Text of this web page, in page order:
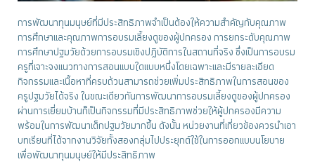
การพัฒนาทุนมนุษย์ที่มีประสิทธิภาพจำเป็นต้องให้ความสำคัญกับคุณภาพ
การศึกษาและคุณภาพการอบรมเลี้ยงดูของผู้ปกครอง การยกระดับคุณภาพ
การศึกษาปฐมวัยด้วยการอบรมเชิงปฏิบัติการในสถานที่จริง ซึ่งเป็นการอบรม
ครูที่เจาะจงแนวทางการสอนแบบใดแบบหนึ่งโดยเฉพาะและมีรายละเอียด
กิจกรรมและเนื้อหาที่ครบถ้วนสามารถช่วยเพิ่มประสิทธิภาพในการสอนของ
ครูปฐมวัยได้จริง ในขณะเดียวกันการพัฒนาการอบรมเลี้ยงดูของผู้ปกครอง
ผ่านการเยี่ยมบ้านก็เป็นกิจกรรมที่มีประสิทธิภาพช่วยให้ผู้ปกครองมีความ
พร้อมในการพัฒนาเด็กปฐมวัยมากขึ้น ดังนั้น หน่วยงานที่เกี่ยวข้องควรนำเอา
บทเรียนที่ได้จากงานวิจัยทั้งสองกลุ่มไปประยุกต์ใช้ในการออกแบบนโยบาย
เพื่อพัฒนาทุนมนุษย์ให้มีประสิทธิภาพ